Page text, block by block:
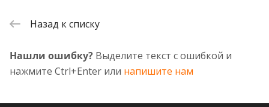
Назад к списку
Нашли ошибку? Выделите текст с ошибкой и
нажмите Ctrl+Enter или напишите нам